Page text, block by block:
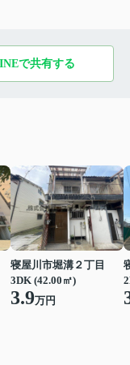
で共有する
寝屋川市堀溝２丁目
3DK (42.00㎡)
3.9万円